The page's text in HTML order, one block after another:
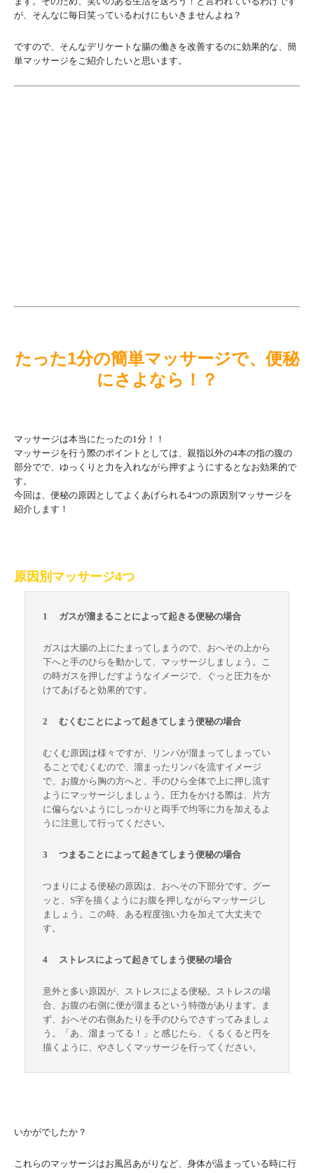
が、そんなに毎日笑っているわけにもいきませんよね？
ですので、そんなデリケートな腸の働きを改善するのに効果的な、簡
単マッサージをご紹介したいと思います。
たった1分の簡単マッサージで、便秘
にさよなら！？
マッサージは本当にたったの1分！！
マッサージを行う際のポイントとしては、親指以外の4本の指の腹の
部分でで、ゆっくりと力を入れながら押すようにするとなお効果的で
す。
今回は、便秘の原因としてよくあげられる4つの原因別マッサージを
紹介します！
原因別マッサージ4つ
1 ガスが溜まることによって起きる便秘の場合
ガスは大腸の上にたまってしまうので、おへその上から
下へと手のひらを動かして、マッサージしましょう。こ
の時ガスを押しだすようなイメージで、ぐっと圧力をか
けてあげると効果的です。
2 むくむことによって起きてしまう便秘の場合
むくむ原因は様々ですが、リンパが溜まってしまってい
ることでむくむので、溜まったリンパを流すイメージ
で、お腹から胸の方へと、手のひら全体で上に押し流す
ようにマッサージしましょう。圧力をかける際は、片方
に偏らないようにしっかりと両手で均等に力を加えるよ
うに注意して行ってください。
3 つまることによって起きてしまう便秘の場合
つまりによる便秘の原因は、おへその下部分です。グー
ッと、S字を描くようにお腹を押しながらマッサージし
ましょう。この時、ある程度強い力を加えて大丈夫で
す。
4 ストレスによって起きてしまう便秘の場合
意外と多い原因が、ストレスによる便秘。ストレスの場
合、お腹の右側に便が溜まるという特徴があります。ま
ず、おへその右側あたりを手のひらでさすってみましょ
う。「あ、溜まってる！」と感じたら、くるくると円を
描くように、やさしくマッサージを行ってください。
いかがでしたか？
これらのマッサージはお風呂あがりなど、身体が温まっている時に行